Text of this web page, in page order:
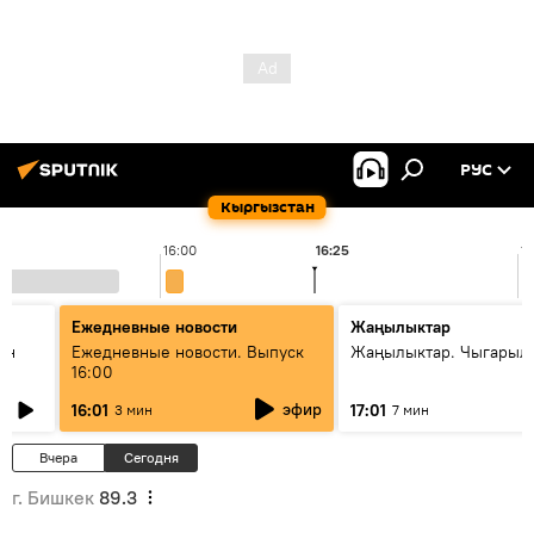
Кыргызстан
РУС
16:00 16:25
Ежедневные новости
Ежедневные новости. Выпуск
16:00
16:01 3 мин эфир
Жаңылыктар
Жаңылыктар.
17:01 7 мин
Вчера Сегодня
г. Бишкек 89.3